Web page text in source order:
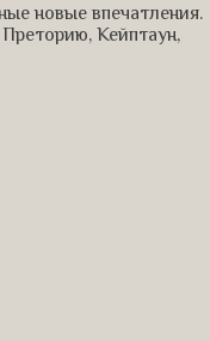
новые впечатления.
Кейптаун,